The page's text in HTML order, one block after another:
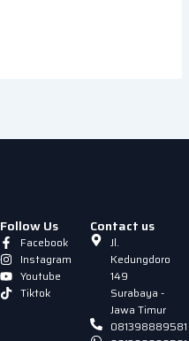
Follow Us
Facebook
Instagram
Youtube
Tiktok
Contact us
Jl.
Kedungdoro
149
Surabaya -
Jawa Timur
081398889581